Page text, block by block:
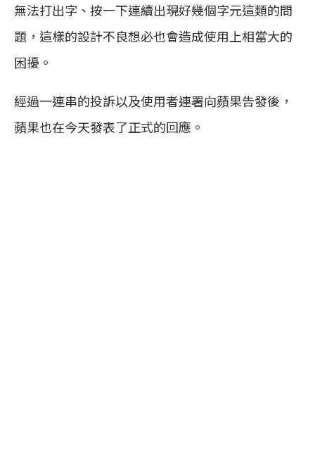
無法打出字、按一下連續出現好幾個字元這類的問
題，這樣的設計不良想必也會造成使用上相當大的
困擾。
經過一連串的投訴以及使用者連署向蘋果告發後，
蘋果也在今天發表了正式的回應。